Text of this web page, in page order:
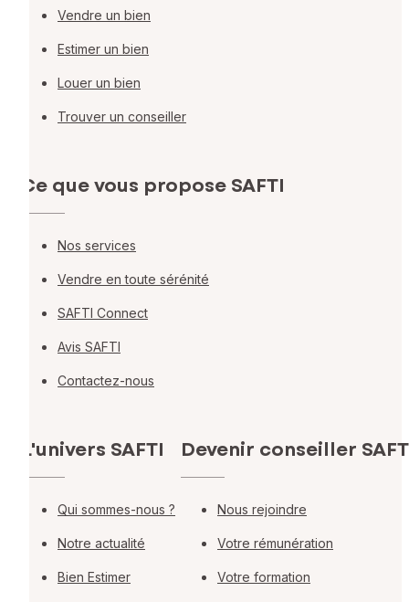
Vendre un bien
Estimer un bien
Louer un bien
Trouver un conseiller
Ce que vous propose SAFTI
Nos services
Vendre en toute sérénité
SAFTI Connect
Avis SAFTI
Contactez-nous
L'univers SAFTI
Qui sommes-nous ?
Notre actualité
Bien Estimer
Devenir conseiller
Nous rejoindre
Votre rémunération
Votre formation